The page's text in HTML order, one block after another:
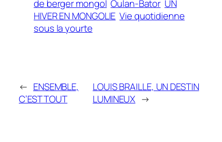
de berger mongol Oulan-Bator UN
HIVER EN MONGOLIE Vie quotidienne
sous la yourte
← ENSEMBLE,
C’EST TOUT
LOUIS BRAILLE, UN DESTIN
LUMINEUX →